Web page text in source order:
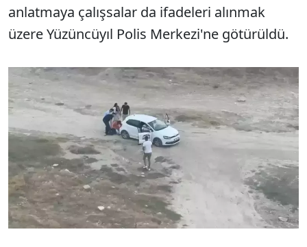
anlatmaya çalışsalar da ifadeleri alınmak
üzere Yüzüncüyıl Polis Merkezi'ne götürüldü.